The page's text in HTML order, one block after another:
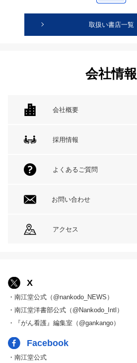
取扱い書店一覧
会社情報
会社概要
採用情報
よくあるご質問
お問い合わせ
アクセス
X
・南江堂公式（@nankodo_NEWS）
・南江堂洋書部公式（@Nankodo_Intl）
・『がん看護』編集室（@gankango）
Facebook
・南江堂公式